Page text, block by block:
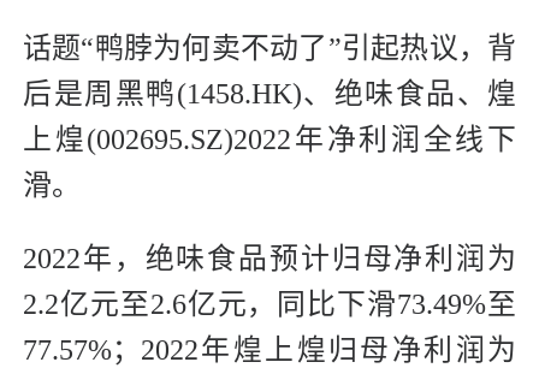
话题“鸭脖为何卖不动了”引起热议，背
后是周黑鸭(1458.HK)、绝味食品、煌
上煌(002695.SZ)2022年净利润全线下
滑。
2022年，绝味食品预计归母净利润为
2.2亿元至2.6亿元，同比下滑73.49%至
77.57%；2022年煌上煌归母净利润为